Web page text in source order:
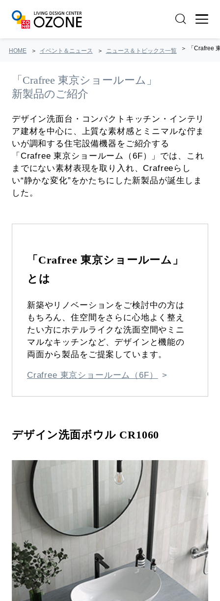
HOME イベント＆ニュース ニュース＆トピックス一覧 「Crafree
「Crafree 東京ショールーム」
新製品のご紹介
デザイン洗面台・コンパクトキッチン・インテリ
ア建材を中心に、上質な素材感とミニマルな佇ま
いが調和する住宅設備機器をご紹介する
「Crafree 東京ショールーム（6F）」では、これ
までにない素材表現を取り入れ、Crafreeらし
い“静かな変化”をかたちにした新製品が誕生しま
した。
「Crafree 東京ショールーム」
とは
新築やリノベーションをご検討中の方は
もちろん、住空間をさらに心地よく整え
たい方にホテルライクな洗面空間やミニ
マルなキッチンなど、デザインと機能の
両面から製品をご提案しています。
Crafree 東京ショールーム（6F）
デザイン洗面ボウル CR1060